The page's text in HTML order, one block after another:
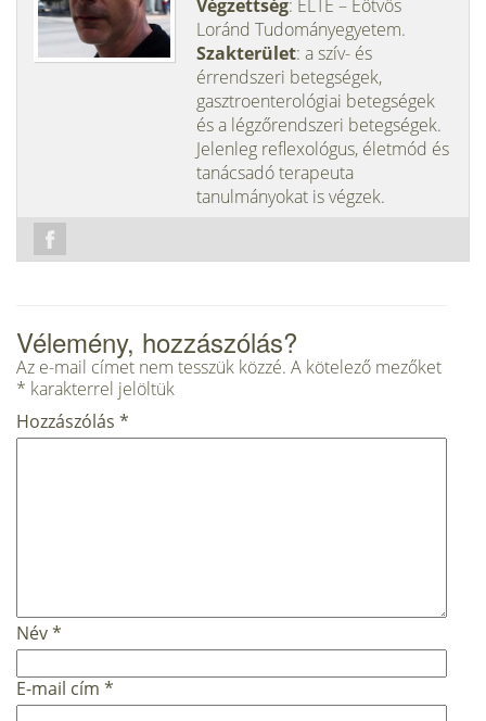
Végzettség: ELTE – Eötvös
Loránd Tudományegyetem.
Szakterület: a szív- és
érrendszeri betegségek,
gasztroenterológiai betegségek
és a légzőrendszeri betegségek.
Jelenleg reflexológus, életmód és
tanácsadó terapeuta
tanulmányokat is végzek.
Vélemény, hozzászólás?
Az e-mail címet nem tesszük közzé. A kötelező mezőket
* karakterrel jelöltük
Hozzászólás *
Név*
E-mail cím *